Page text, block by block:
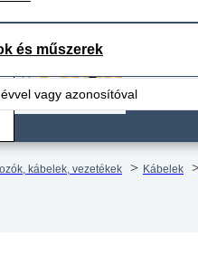
és műszerek
kábelek, vezetékek Kábelek